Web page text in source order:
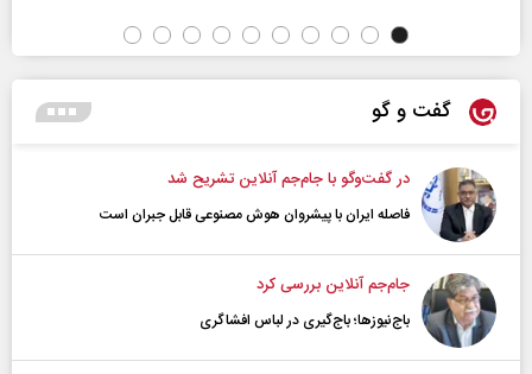
گفت و گو
در گفت‌و‌گو با جام‌جم آنلاین تشریح شد
فاصله ایران با پیشرو‌ان هوش مصنوعی قابل جبران است
جام‌جم آنلاین بررسی کرد
باج‌نیوزها؛ باج‌گیری در لباس افشاگری